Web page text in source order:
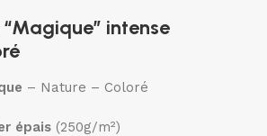
intense
– Nature – Coloré
épais (250g/m²)